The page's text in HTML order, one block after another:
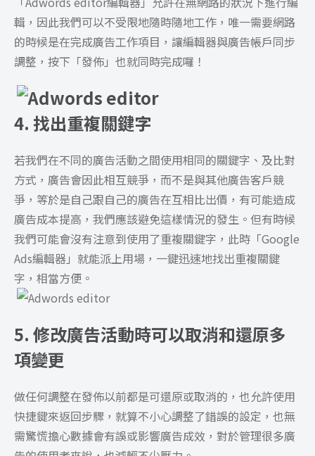
輯， 因此我們可以不受限地隨時隨地工作，唯一需要網路
的時候是在完成廣告工作項目，讓編輯器與廣告帳戶同步
調整，按下「發佈」也就同時完成囉！
4. 找出重複關鍵字
若我們在不同的廣告活動之間使用相同的關鍵字、及比對
方式，廣告會因此相互競爭，而不是與其他廣告客戶競
爭，等於是自己跟自己的廣告在互相比出價，有可能造成
廣告成本提高，我們應該避免這樣情況的發生。但有時候
我們可能會沒有注意到使用了重複關鍵字，此時「Google
Ads編輯器」就能派上用場，一鍵迅速地找出重複關鍵
字，相當方便。
5. 修改廣告活動時可以取消和還原多
項變更
做任何調整在發佈以前都是可還原或取消的，也允許使用
快捷鍵來返回步驟，就算不小心調整了錯誤的設定，也無
需驚慌擔心數據會有誤或影響廣告成效，對於管理很多廣